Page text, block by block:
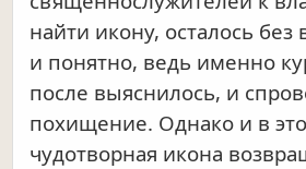
найти икону, осталось
и понятно, ведь именно
после выяснилось, и
похищение. Однако и в
чудотворная икона